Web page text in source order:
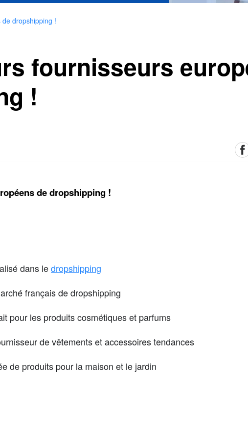
dropshipping !
fournisseurs
!
de dropshipping !
dans ledropshipping
français de dropshipping
pour les produits cosmétiques et parfums
de vêtements et accessoires tendances
de produits pour la maison et le jardin